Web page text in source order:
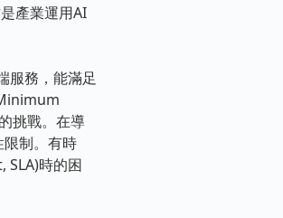
產業運用AI
服務，能滿足
挑戰。在導
制。有時
SLA)時的困